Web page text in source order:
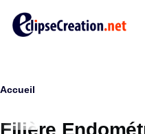
Fil
d'Ariane
Accueil
Filière